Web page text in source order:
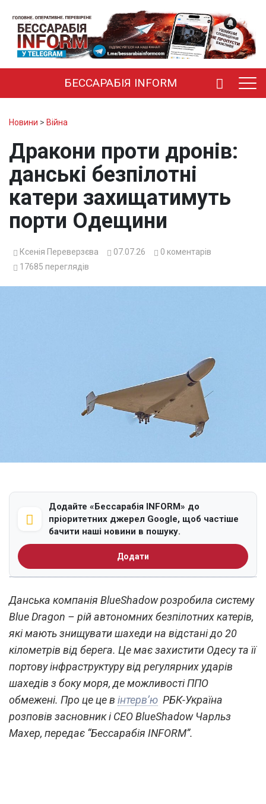
БЕССАРАБІЯ INFORM
Новини > Війна
Дракони проти дронів:
данські безпілотні
катери захищатимуть
порти Одещини
Ксенія Переверзєва 07.07.26 0 коментарів
17685 переглядів
Додайте «Бессарабія INFORM» до
пріоритетних джерел Google, щоб частіше
бачити наші новини в пошуку.
Додати
Данська компанія BlueShadow розробила систему
Blue Dragon – рій автономних безпілотних катерів,
які мають знищувати шахеди на відстані до 20
кілометрів від берега. Це має захистити Одесу та її
портову інфраструктуру від регулярних ударів
шахедів з боку моря, де можливості ППО
обмежені. Про це це в інтервʼю РБК-Україна
розповів засновник і CEO BlueShadow Чарльз
Махер, передає “Бессарабія INFORM”.